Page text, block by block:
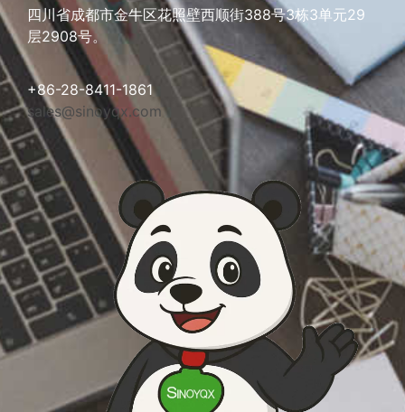
四川省成都市金牛区花照壁西顺街388号3栋3单元29
层2908号。
+86-28-8411-1861
sales@sinoyqx.com